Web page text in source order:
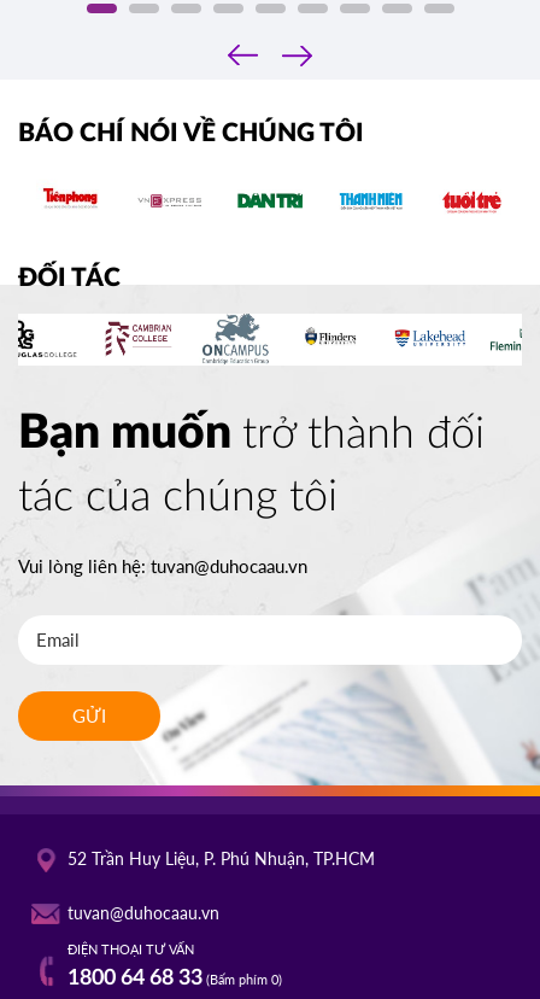
‹
›
BÁO CHÍ NÓI VỀ CHÚNG TÔI
ĐỐI TÁC
Bạn muốn trở thành đối
tác của chúng tôi
Vui lòng liên hệ:tuvan@duhocaau.vn
GỬI
52 Trần Huy Liệu, P. Phú Nhuận, TP.HCM
tuvan@duhocaau.vn
ĐIỆN THOẠI TƯ VẤN
1800 64 68 33(Bấm phím 0)